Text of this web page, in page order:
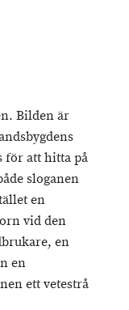
Bilden är
för att hitta på
sloganen
en
vid den
en
en
ett vetestrå